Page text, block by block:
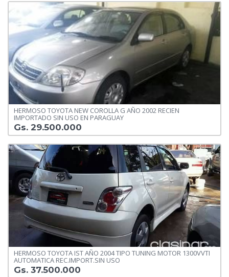
HERMOSO TOYOTA NEW COROLLA G AÑO 2002 RECIEN
IMPORTADO SIN USO EN PARAGUAY
Gs. 29.500.000
HERMOSO TOYOTA IST AÑO 2004 TIPO TUNING MOTOR 1300VVTI
AUTOMATICA REC.IMPORT.SIN USO
Gs. 37.500.000